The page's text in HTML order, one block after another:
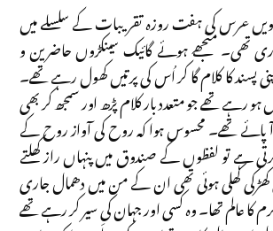
وارث شاہ کے 224ویں عرس کی ہفت روزہ تقریبات کے سلسلے میں
تھی۔ منجھے ہوئے گائیک سینکڑوں حاضرین و
پسند کا کلام گا کر اُس کی پرتیں کھول رہے تھے۔
رہے تھے جو متعدد بار کلام پڑھ اور سمجھ کر بھی
پائے تھے۔ محسوس ہوا کہ روح کی آواز روح کے
ہے تو لفظوں کے صندوق میں پنہاں راز کھلتے
کھلی ہوئی تھی ان کے من میں دھمال جاری
کا عالم تھا۔ وہ کسی اور جہان کی سیر کر رہے تھے